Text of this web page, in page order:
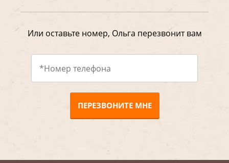
Или оставьте номер, Ольга перезвонит вам
ПЕРЕЗВОНИТЕ МНЕ